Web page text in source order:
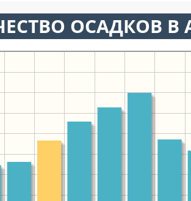
ОСАДКОВ В